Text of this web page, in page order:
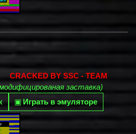
CRACKED BY SSC - TEAM
заставка)
▣ Играть в эмуляторе